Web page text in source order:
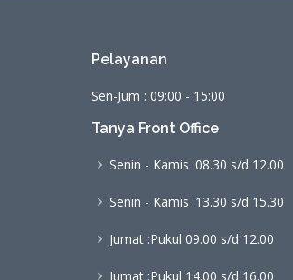
Pelayanan
Sen-Jum : 09:00 - 15:00
Tanya Front Office
Senin - Kamis :08.30 s/d 12.00
Senin - Kamis :13.30 s/d 15.30
Jumat :Pukul 09.00 s/d 12.00
Jumat :Pukul 14.00 s/d 16.00